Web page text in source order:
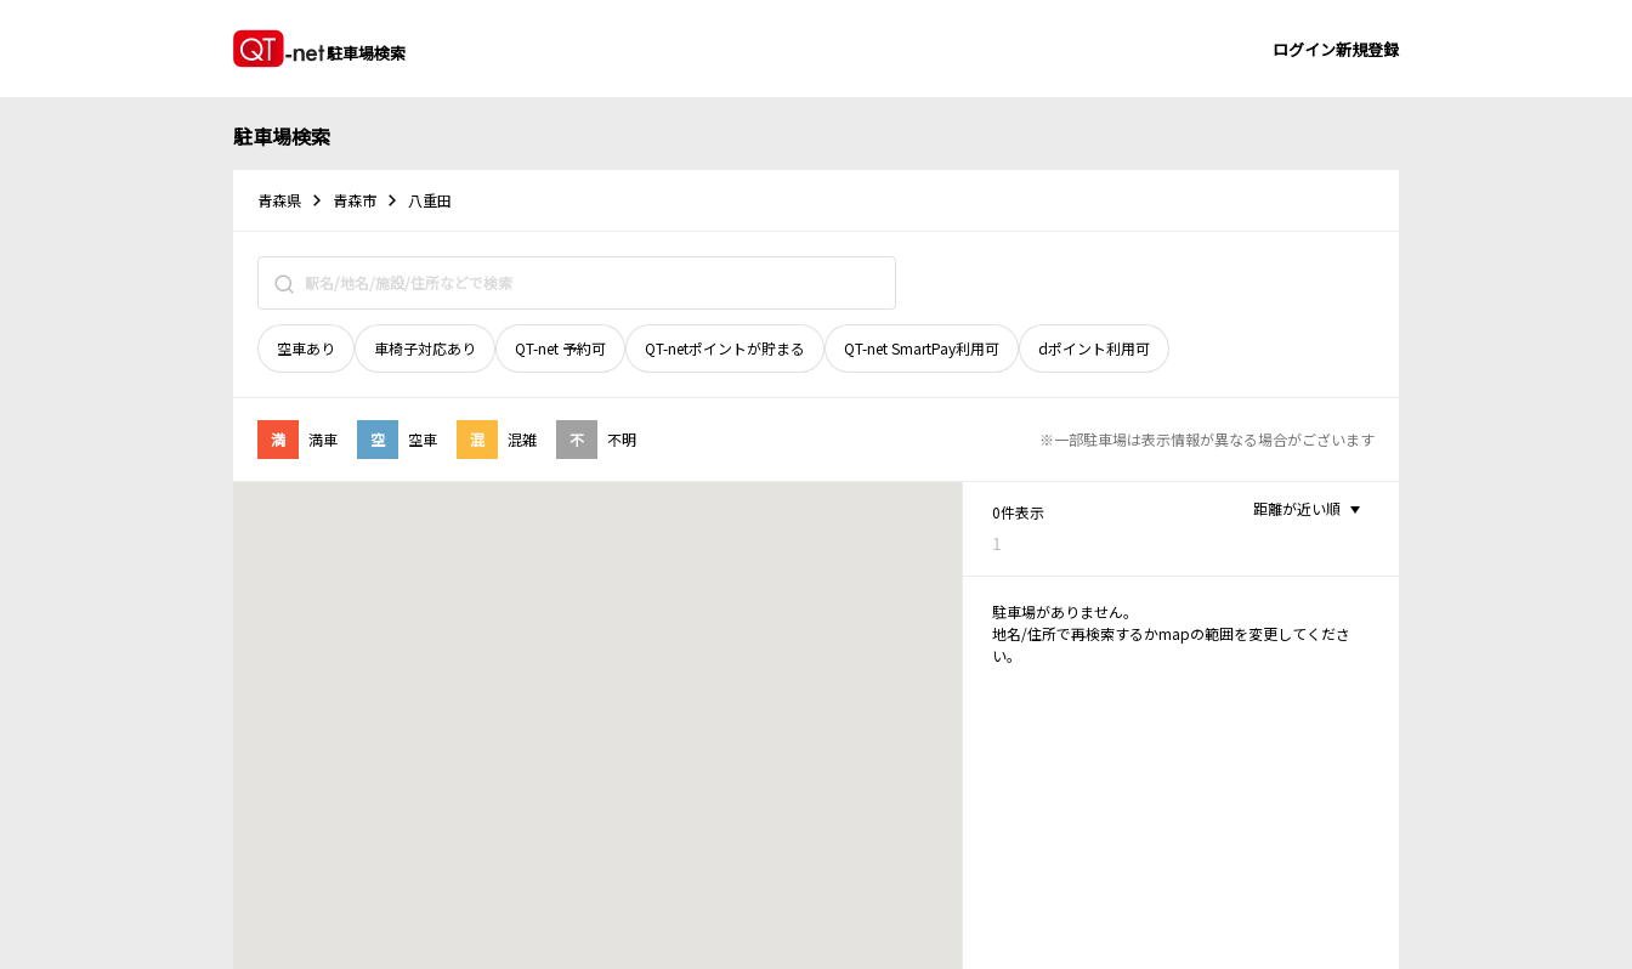
駐車場検索 ログイン新規登録
駐車場検索
青森県 青森市 八重田
空車あり 車椅子対応あり QT-net 予約可 QT-netポイントが貯まる QT-net SmartPay利用可 dポイント利用可
満 満車 空 空車 混 混雑 不 不明 ※一部駐車場は表示情報が異なる場合がございます
0件表示
1
距離が近い順
駐車場がありません。
地名/住所で再検索するかmapの範囲を変更してくださ
い。